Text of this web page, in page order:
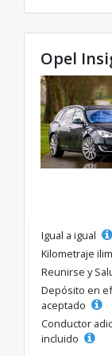
Opel
Igual a igual
Kilometraje
Reunirse y
Depósito en
aceptado
Conductor
incluido